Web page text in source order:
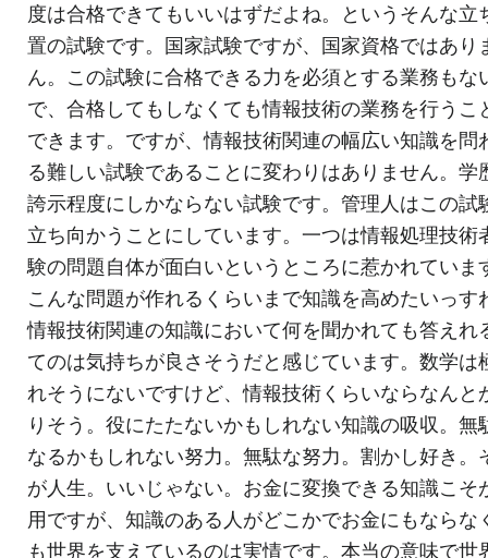
度は合格できてもいいはずだよね。というそんな立
置の試験です。国家試験ですが、国家資格ではあり
ん。この試験に合格できる力を必須とする業務もな
で、合格してもしなくても情報技術の業務を行うこ
できます。ですが、情報技術関連の幅広い知識を問
る難しい試験であることに変わりはありません。学
誇示程度にしかならない試験です。管理人はこの試
立ち向かうことにしています。一つは情報処理技術
験の問題自体が面白いというところに惹かれていま
こんな問題が作れるくらいまで知識を高めたいっす
情報技術関連の知識において何を聞かれても答えれ
てのは気持ちが良さそうだと感じています。数学は
れそうにないですけど、情報技術くらいならなんと
りそう。役にたたないかもしれない知識の吸収。無
なるかもしれない努力。無駄な努力。割かし好き。
が人生。いいじゃない。お金に変換できる知識こそ
用ですが、知識のある人がどこかでお金にもならな
も世界を支えているのは実情です。本当の意味で世